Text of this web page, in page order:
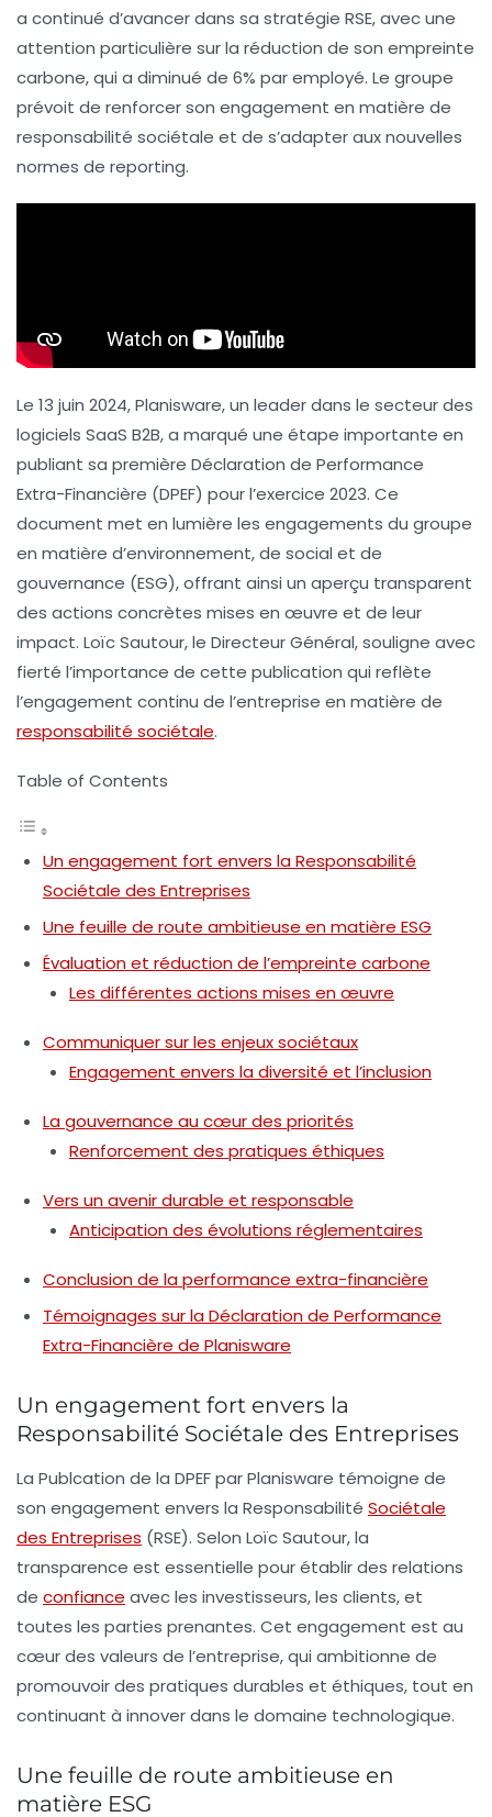
a continué d’avancer dans sa stratégie RSE, avec une
attention particulière sur la réduction de son empreinte
carbone, qui a diminué de 6% par employé. Le groupe
prévoit de renforcer son engagement en matière de
responsabilité sociétale et de s’adapter aux nouvelles
normes de reporting.
Le 13 juin 2024, Planisware, un leader dans le secteur des
logiciels SaaS B2B, a marqué une étape importante en
publiant sa première Déclaration de Performance
Extra-Financière (DPEF) pour l’exercice 2023. Ce
document met en lumière les engagements du groupe
en matière d’environnement, de social et de
gouvernance (ESG), offrant ainsi un aperçu transparent
des actions concrètes mises en œuvre et de leur
impact. Loïc Sautour, le Directeur Général, souligne avec
fierté l’importance de cette publication qui reflète
l’engagement continu de l’entreprise en matière de
responsabilité sociétale.
Table of Contents
Un engagement fort envers la Responsabilité
Sociétale des Entreprises
Une feuille de route ambitieuse en matière ESG
Évaluation et réduction de l’empreinte carbone
Les différentes actions mises en œuvre
Communiquer sur les enjeux sociétaux
Engagement envers la diversité et l’inclusion
La gouvernance au cœur des priorités
Renforcement des pratiques éthiques
Vers un avenir durable et responsable
Anticipation des évolutions réglementaires
Conclusion de la performance extra-financière
Témoignages sur la Déclaration de Performance
Extra-Financière de Planisware
Un engagement fort envers la
Responsabilité Sociétale des Entreprises
La Publcation de la DPEF par Planisware témoigne de
son engagement envers la Responsabilité Sociétale
des Entreprises (RSE). Selon Loïc Sautour, la
transparence est essentielle pour établir des relations
de confiance avec les investisseurs, les clients, et
toutes les parties prenantes. Cet engagement est au
cœur des valeurs de l’entreprise, qui ambitionne de
promouvoir des pratiques durables et éthiques, tout en
continuant à innover dans le domaine technologique.
Une feuille de route ambitieuse en
matière ESG